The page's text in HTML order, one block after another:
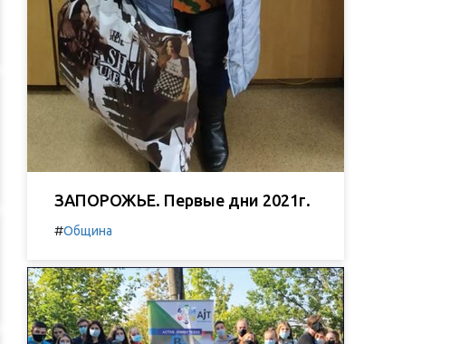
ЗАПОРОЖЬЕ. Первые дни 2021г.
#Община